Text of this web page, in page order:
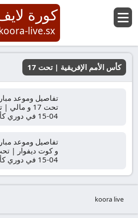
كورة
live.sx
كأس الأمم الإفريقية | تحت 17
تفاصيل وموعد
04-15 في
04-15 في
koora live